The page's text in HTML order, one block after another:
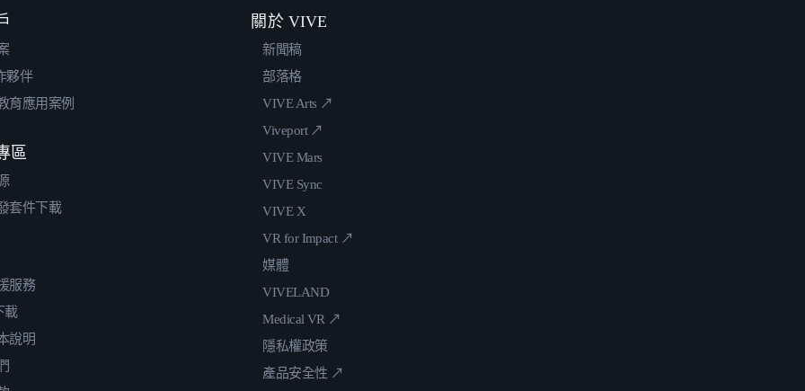
夥伴
育應用案例
區
套件下載
服務
載
說明
關於 VIVE
新聞稿
部落格
VIVE Arts ↗
Viveport ↗
VIVE Mars
VIVE Sync
VIVE X
VR for Impact ↗
媒體
VIVELAND
Medical VR ↗
隱私權政策
產品安全性 ↗